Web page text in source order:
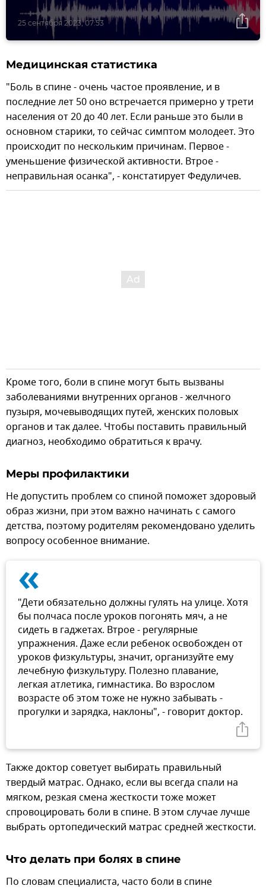
25 сентября 2023, 07:53
Медицинская статистика
"Боль в спине - очень частое проявление, и в
последние лет 50 оно встречается примерно у трети
населения от 20 до 40 лет. Если раньше это были в
основном старики, то сейчас симптом молодеет. Это
происходит по нескольким причинам. Первое -
уменьшение физической активности. Втрое -
неправильная осанка", - констатирует Федуличев.
Кроме того, боли в спине могут быть вызваны
заболеваниями внутренних органов - желчного
пузыря, мочевыводящих путей, женских половых
органов и так далее. Чтобы поставить правильный
диагноз, необходимо обратиться к врачу.
Меры профилактики
Не допустить проблем со спиной поможет здоровый
образ жизни, при этом важно начинать с самого
детства, поэтому родителям рекомендовано уделить
вопросу особенное внимание.
«
"Дети обязательно должны гулять на улице. Хотя
бы полчаса после уроков погонять мяч, а не
сидеть в гаджетах. Втрое - регулярные
упражнения. Даже если ребенок освобожден от
уроков физкультуры, значит, организуйте ему
лечебную физкультуру. Полезно плавание,
легкая атлетика, гимнастика. Во взрослом
возрасте об этом тоже не нужно забывать -
прогулки и зарядка, наклоны", - говорит доктор.
Также доктор советует выбирать правильный
твердый матрас. Однако, если вы всегда спали на
мягком, резкая смена жесткости тоже может
спровоцировать боли в спине. В этом случае лучше
выбрать ортопедический матрас средней жесткости.
Что делать при болях в спине
По словам специалиста, часто боли в спине